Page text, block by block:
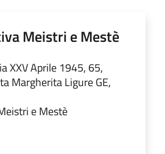
Meistri e Mestè
XXV Aprile 1945, 65,
Margherita Ligure GE,
e Mestè